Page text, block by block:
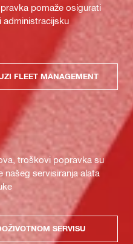
pomaže osigurati
administracijsku
FLEET MANAGEMENT
troškovi popravka su
našeg servisiranja alata
SERVISU